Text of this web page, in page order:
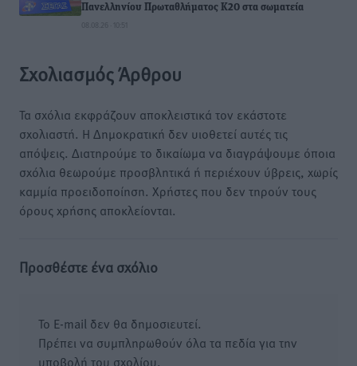
Πανελληνίου Πρωταθλήματος Κ20 στα σωματεία
08.08.26 · 10:51
Σχολιασμός Άρθρου
Τα σχόλια εκφράζουν αποκλειστικά τον εκάστοτε
σχολιαστή. Η Δημοκρατική δεν υιοθετεί αυτές τις
απόψεις. Διατηρούμε το δικαίωμα να διαγράψουμε όποια
σχόλια θεωρούμε προσβλητικά ή περιέχουν ύβρεις, χωρίς
καμμία προειδοποίηση. Χρήστες που δεν τηρούν τους
όρους χρήσης αποκλείονται.
Προσθέστε ένα σχόλιο
Το E-mail δεν θα δημοσιευτεί.
Πρέπει να συμπληρωθούν όλα τα πεδία για την
υποβολή του σχολίου.